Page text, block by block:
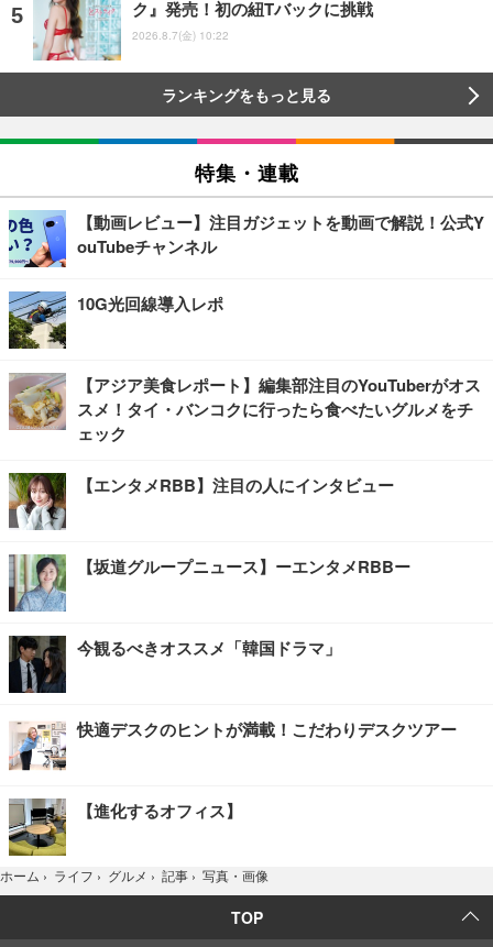
ク』発売！初の紐Tバックに挑戦
2026.8.7(金) 10:22
ランキングをもっと見る
特集・連載
【動画レビュー】注目ガジェットを動画で解説！公式Y
ouTubeチャンネル
10G光回線導入レポ
【アジア美食レポート】編集部注目のYouTuberがオス
スメ！タイ・バンコクに行ったら食べたいグルメをチ
ェック
【エンタメRBB】注目の人にインタビュー
【坂道グループニュース】ーエンタメRBBー
今観るべきオススメ「韓国ドラマ」
快適デスクのヒントが満載！こだわりデスクツアー
【進化するオフィス】
ホーム › ライフ › グルメ › 記事 › 写真・画像
TOP